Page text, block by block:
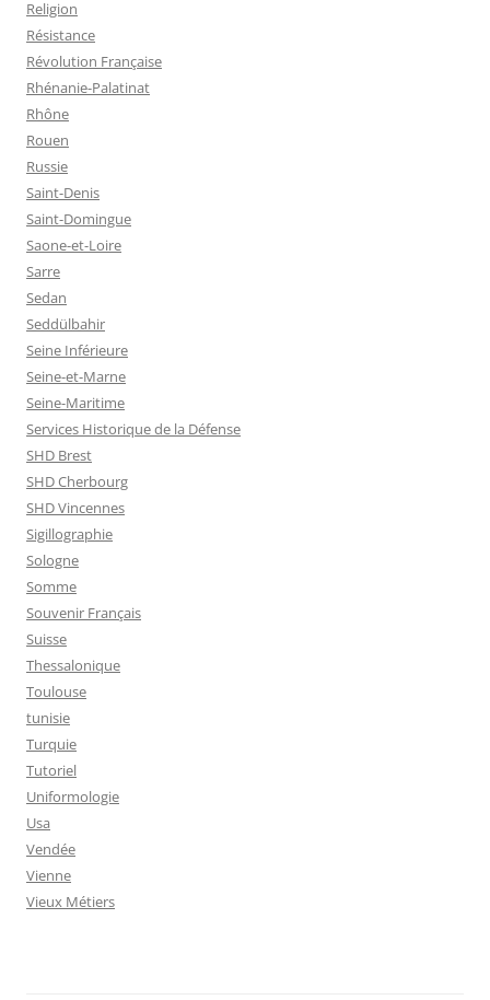
Religion
Résistance
Révolution Française
Rhénanie-Palatinat
Rhône
Rouen
Russie
Saint-Denis
Saint-Domingue
Saone-et-Loire
Sarre
Sedan
Seddülbahir
Seine Inférieure
Seine-et-Marne
Seine-Maritime
Services Historique de la Défense
SHD Brest
SHD Cherbourg
SHD Vincennes
Sigillographie
Sologne
Somme
Souvenir Français
Suisse
Thessalonique
Toulouse
tunisie
Turquie
Tutoriel
Uniformologie
Usa
Vendée
Vienne
Vieux Métiers